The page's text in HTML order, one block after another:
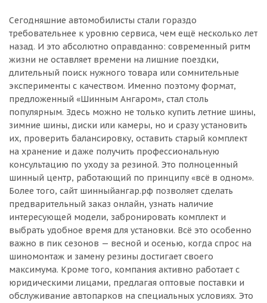
Сегодняшние автомобилисты стали гораздо
требовательнее к уровню сервиса, чем ещё несколько лет
назад. И это абсолютно оправданно: современный ритм
жизни не оставляет времени на лишние поездки,
длительный поиск нужного товара или сомнительные
эксперименты с качеством. Именно поэтому формат,
предложенный «Шинным Ангаром», стал столь
популярным. Здесь можно не только купить летние шины,
зимние шины, диски или камеры, но и сразу установить
их, проверить балансировку, оставить старый комплект
на хранение и даже получить профессиональную
консультацию по уходу за резиной. Это полноценный
шинный центр, работающий по принципу «всё в одном».
Более того, сайт шинныйангар.рф позволяет сделать
предварительный заказ онлайн, узнать наличие
интересующей модели, забронировать комплект и
выбрать удобное время для установки. Всё это особенно
важно в пик сезонов — весной и осенью, когда спрос на
шиномонтаж и замену резины достигает своего
максимума. Кроме того, компания активно работает с
юридическими лицами, предлагая оптовые поставки и
обслуживание автопарков на специальных условиях. Это